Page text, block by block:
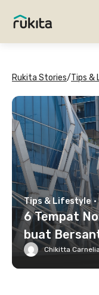
Rukita Stories/Tips &
Tips & Lifestyle ·
6 Tempat
buat
Chikitta